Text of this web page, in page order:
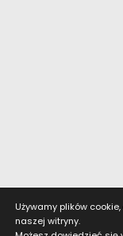
Używamy plików
naszej witryny.